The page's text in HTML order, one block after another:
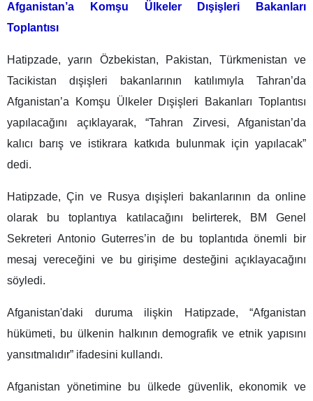
Afganistan’a Komşu Ülkeler Dışişleri Bakanları
Toplantısı
Hatipzade, yarın Özbekistan, Pakistan, Türkmenistan ve
Tacikistan dışişleri bakanlarının katılımıyla Tahran’da
Afganistan’a Komşu Ülkeler Dışişleri Bakanları Toplantısı
yapılacağını açıklayarak, “Tahran Zirvesi, Afganistan’da
kalıcı barış ve istikrara katkıda bulunmak için yapılacak”
dedi.
Hatipzade, Çin ve Rusya dışişleri bakanlarının da online
olarak bu toplantıya katılacağını belirterek, BM Genel
Sekreteri Antonio Guterres’in de bu toplantıda önemli bir
mesaj vereceğini ve bu girişime desteğini açıklayacağını
söyledi.
Afganistan'daki duruma ilişkin Hatipzade, “Afganistan
hükümeti, bu ülkenin halkının demografik ve etnik yapısını
yansıtmalıdır” ifadesini kullandı.
Afganistan yönetimine bu ülkede güvenlik, ekonomik ve